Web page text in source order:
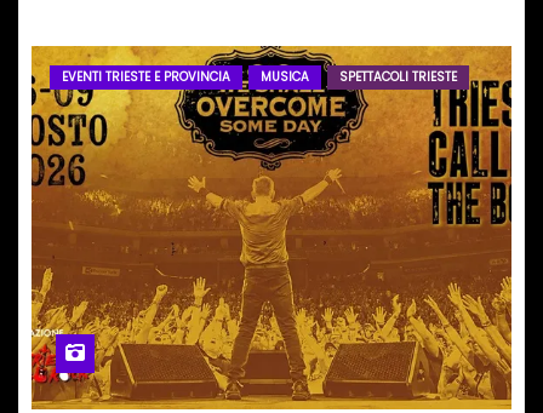
EVENTI TRIESTE E PROVINCIA MUSICA SPETTACOLI TRIESTE